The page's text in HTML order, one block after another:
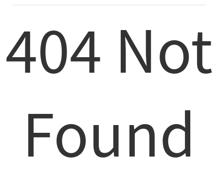
404 Not
Found